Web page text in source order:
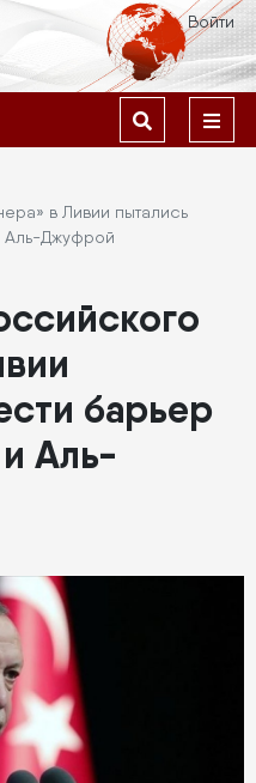
Войти
в Ливии пытались
Аль-Джуфрой
барьер
Аль-